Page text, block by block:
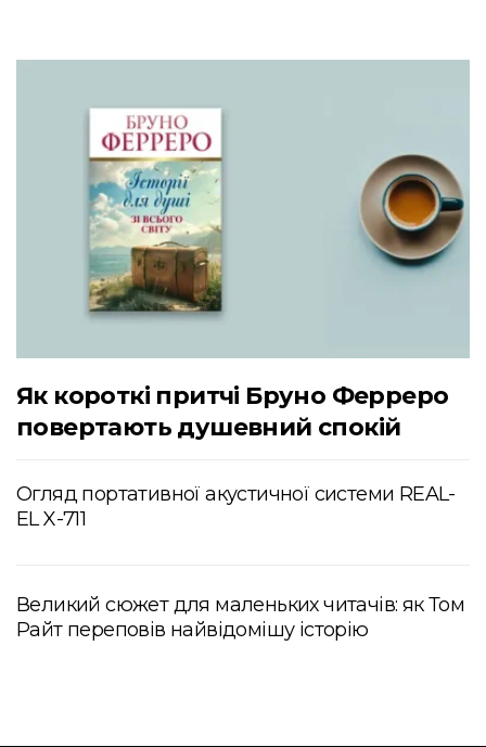
Як короткі притчі Бруно Ферреро
повертають душевний спокій
Огляд портативної акустичної системи REAL-
EL X-711
Великий сюжет для маленьких читачів: як Том
Райт переповів найвідомішу історію